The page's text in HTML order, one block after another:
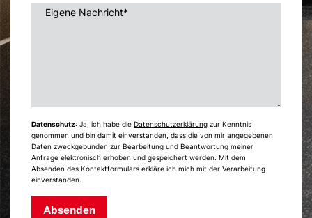
Eigene Nachricht*
Datenschutz: Ja, ich habe die Datenschutzerklärung zur Kenntnis
genommen und bin damit einverstanden, dass die von mir angegebenen
Daten zweckgebunden zur Bearbeitung und Beantwortung meiner
Anfrage elektronisch erhoben und gespeichert werden. Mit dem
Absenden des Kontaktformulars erkläre ich mich mit der Verarbeitung
einverstanden.
Absenden